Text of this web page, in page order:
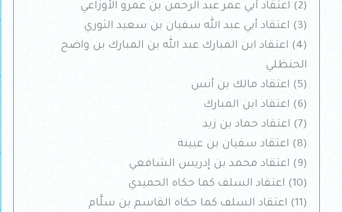
(2) اعتقاد أبي عمر عبد الرحمن بن عمرو الأوزاعي
(3) اعتقاد أبي عبد الله سفيان بن سعيد الثوري
(4) اعتقاد ابن المبارك عبد الله بن المبارك بن واضح
الحنظلي
(5) اعتقاد مالك بن أنس
(6) اعتقاد ابن المبارك
(7) اعتقاد حماد بن زيد
(8) اعتقاد سفيان بن عيينة
(9) اعتقاد محمد بن إدريس الشافعي
(10) اعتقاد السلف كما حكاه الحميدي
(11) اعتقاد السلف كما حكاه القاسم بن سلَّام